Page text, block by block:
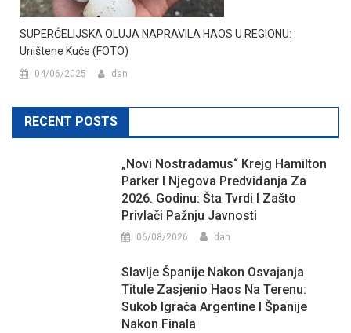
SUPERĆELIJSKA OLUJA NAPRAVILA HAOS U REGIONU:
Uništene Kuće (FOTO)
04/06/2025 dan
RECENT POSTS
„Novi Nostradamus“ Krejg Hamilton
Parker I Njegova Predviđanja Za
2026. Godinu: Šta Tvrdi I Zašto
Privlači Pažnju Javnosti
06/08/2026 dan
Slavlje Španije Nakon Osvajanja
Titule Zasjenio Haos Na Terenu:
Sukob Igrača Argentine I Španije
Nakon Finala